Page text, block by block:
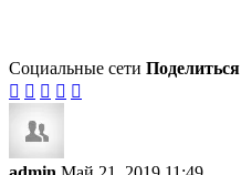
Социальные сети Поделиться
    